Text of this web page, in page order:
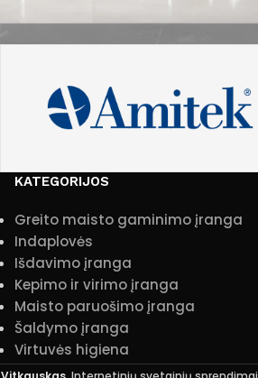
KATEGORIJOS
Greito maisto gaminimo įranga
Indaplovės
Išdavimo įranga
Kepimo ir virimo įranga
Maisto paruošimo įranga
Šaldymo įranga
Virtuvės higiena